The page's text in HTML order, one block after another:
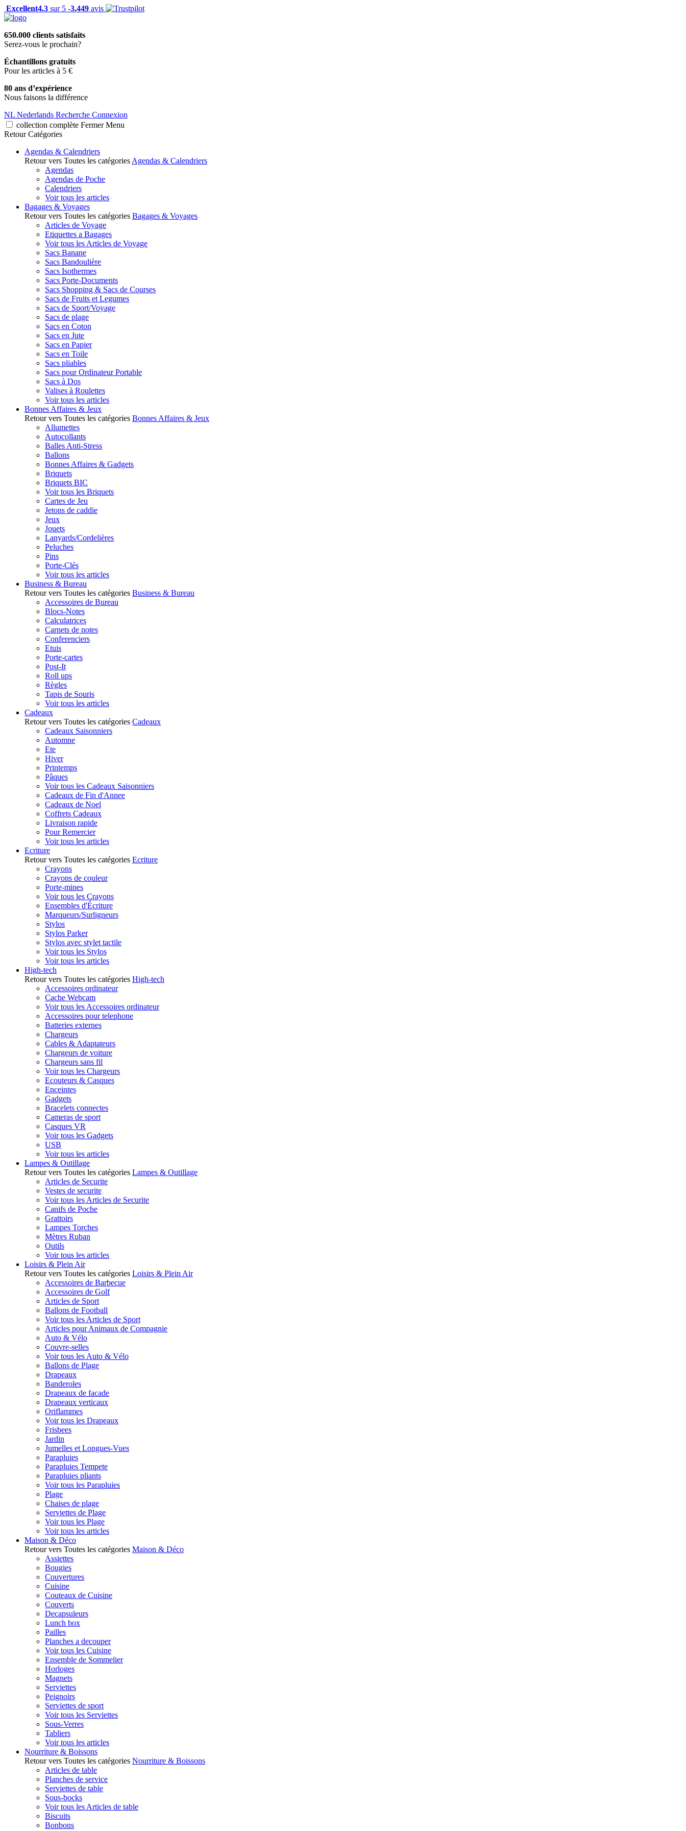
Excellent4.3 sur 5 -3.449 avis
650.000 clients satisfaits
Serez-vous le prochain?
Échantillons gratuits
Pour les articles à 5 €
80 ans d’expérience
Nous faisons la différence
NL Nederlands Recherche Connexion
collection complète Fermer Menu
Retour Catégories
Agendas & Calendriers
Retour vers Toutes les catégories Agendas & Calendriers
Agendas
Agendas de Poche
Calendriers
Voir tous les articles
Bagages & Voyages
Retour vers Toutes les catégories Bagages & Voyages
Articles de Voyage
Etiquettes a Bagages
Voir tous les Articles de Voyage
Sacs Banane
Sacs Bandoulière
Sacs Isothermes
Sacs Porte-Documents
Sacs Shopping & Sacs de Courses
Sacs de Fruits et Legumes
Sacs de Sport/Voyage
Sacs de plage
Sacs en Coton
Sacs en Jute
Sacs en Papier
Sacs en Toile
Sacs pliables
Sacs pour Ordinateur Portable
Sacs à Dos
Valises à Roulettes
Voir tous les articles
Bonnes Affaires & Jeux
Retour vers Toutes les catégories Bonnes Affaires & Jeux
Allumettes
Autocollants
Balles Anti-Stress
Ballons
Bonnes Affaires & Gadgets
Briquets
Briquets BIC
Voir tous les Briquets
Cartes de Jeu
Jetons de caddie
Jeux
Jouets
Lanyards/Cordelières
Peluches
Pins
Porte-Clés
Voir tous les articles
Business & Bureau
Retour vers Toutes les catégories Business & Bureau
Accessoires de Bureau
Blocs-Notes
Calculatrices
Carnets de notes
Conferenciers
Etuis
Porte-cartes
Post-It
Roll ups
Règles
Tapis de Souris
Voir tous les articles
Cadeaux
Retour vers Toutes les catégories Cadeaux
Cadeaux Saisonniers
Automne
Ete
Hiver
Printemps
Pâques
Voir tous les Cadeaux Saisonniers
Cadeaux de Fin d'Annee
Cadeaux de Noel
Coffrets Cadeaux
Livraison rapide
Pour Remercier
Voir tous les articles
Ecriture
Retour vers Toutes les catégories Ecriture
Crayons
Crayons de couleur
Porte-mines
Voir tous les Crayons
Ensembles d'Écriture
Marqueurs/Surligneurs
Stylos
Stylos Parker
Stylos avec stylet tactile
Voir tous les Stylos
Voir tous les articles
High-tech
Retour vers Toutes les catégories High-tech
Accessoires ordinateur
Cache Webcam
Voir tous les Accessoires ordinateur
Accessoires pour telephone
Batteries externes
Chargeurs
Cables & Adaptateurs
Chargeurs de voiture
Chargeurs sans fil
Voir tous les Chargeurs
Ecouteurs & Casques
Enceintes
Gadgets
Bracelets connectes
Cameras de sport
Casques VR
Voir tous les Gadgets
USB
Voir tous les articles
Lampes & Outillage
Retour vers Toutes les catégories Lampes & Outillage
Articles de Securite
Vestes de securite
Voir tous les Articles de Securite
Canifs de Poche
Grattoirs
Lampes Torches
Mètres Ruban
Outils
Voir tous les articles
Loisirs & Plein Air
Retour vers Toutes les catégories Loisirs & Plein Air
Accessoires de Barbecue
Accessoires de Golf
Articles de Sport
Ballons de Football
Voir tous les Articles de Sport
Articles pour Animaux de Compagnie
Auto & Vélo
Couvre-selles
Voir tous les Auto & Vélo
Ballons de Plage
Drapeaux
Banderoles
Drapeaux de facade
Drapeaux verticaux
Oriflammes
Voir tous les Drapeaux
Frisbees
Jardin
Jumelles et Longues-Vues
Parapluies
Parapluies Tempete
Parapluies pliants
Voir tous les Parapluies
Plage
Chaises de plage
Serviettes de Plage
Voir tous les Plage
Voir tous les articles
Maison & Déco
Retour vers Toutes les catégories Maison & Déco
Assiettes
Bougies
Couvertures
Cuisine
Couteaux de Cuisine
Couverts
Decapsuleurs
Lunch box
Pailles
Planches a decouper
Voir tous les Cuisine
Ensemble de Sommelier
Horloges
Magnets
Serviettes
Peignoirs
Serviettes de sport
Voir tous les Serviettes
Sous-Verres
Tabliers
Voir tous les articles
Nourriture & Boissons
Retour vers Toutes les catégories Nourriture & Boissons
Articles de table
Planches de service
Serviettes de table
Sous-bocks
Voir tous les Articles de table
Biscuits
Bonbons